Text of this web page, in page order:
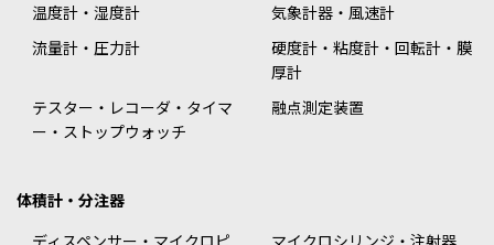
温度計・湿度計
気象計器・風速計
流量計・圧力計
硬度計・粘度計・回転計・膜
厚計
テスター・レコーダ・タイマ
ー・ストップウォッチ
融点測定装置
体積計・分注器